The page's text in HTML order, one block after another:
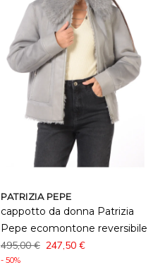
PATRIZIA PEPE
cappotto da donna Patrizia
Pepe ecomontone reversibile
495,00 € 247,50 €
- 50%